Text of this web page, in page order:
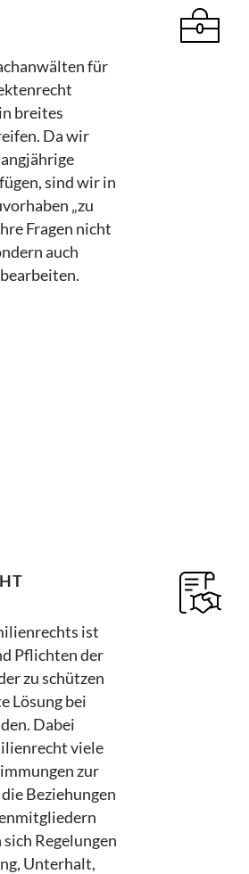
für
breites
Da wir
sind wir in
„zu
Fragen nicht
auch
ist
Pflichten der
zu schützen
Lösung bei
Dabei
viele
zur
Beziehungen
Regelungen
Unterhalt,